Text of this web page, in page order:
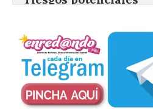
días antes del
solar total del
agosto, que
España de oeste
que movilizará a varios
personas para disfrutar
acontecimiento histórico.